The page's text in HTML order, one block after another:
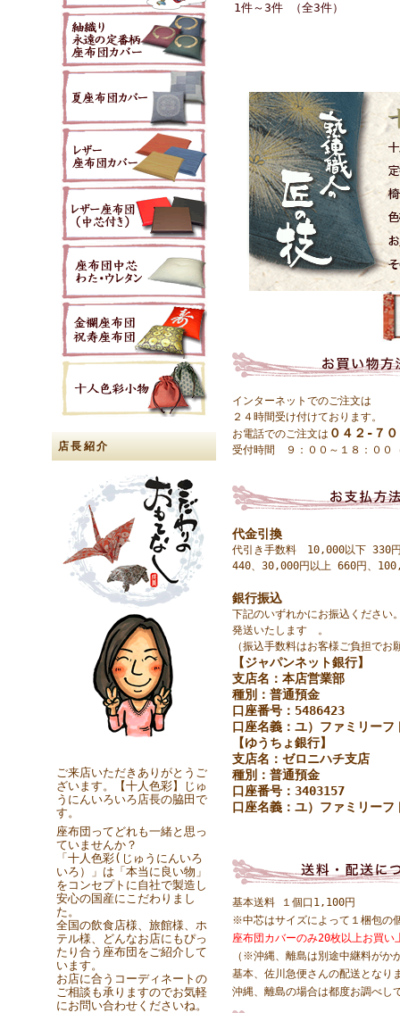
店長紹介
ご来店いただきありがとうご
ざいます。【十人色彩】じゅ
うにんいろいろ店長の脇田で
す。
座布団ってどれも一緒と思っ
ていませんか？
「十人色彩(じゅうにんいろ
いろ）」は「本当に良い物」
をコンセプトに自社で製造し
安心の国産にこだわりまし
た。
全国の飲食店様、旅館様、ホ
テル様、どんなお店にもぴっ
たり合う座布団をご紹介して
います。
お店に合うコーディネートの
ご相談も承りますのでお気軽
にお問い合わせくださいね。
1件～3件 （全3件）
インターネットでのご注文は
２４時間受け付けております。
お電話でのご注文は ０４２-７
受付時間 ９：００～１８：００
代金引換
代引き手数料 10,000以下 330
440、30,000円以上 660円、
銀行振込
下記のいずれかにお振込ください
発送いたします 。
（振込手数料はお客様ご負担でお
【ジャパンネット銀行】
支店名：本店営業部
種別：普通預金
口座番号：5486423
口座名義：ユ）ファミリーフ
【ゆうちょ銀行】
支店名：ゼロニハチ支店
種別：普通預金
口座番号：3403157
口座名義：ユ）ファミリーフ
基本送料 １個口1,100円
※中芯はサイズによって１梱包の
座布団カバーのみ20枚以上お買
（※沖縄、離島は別途中継料がか
基本、佐川急便さんの配送となり
沖縄、離島の場合は都度お調べし